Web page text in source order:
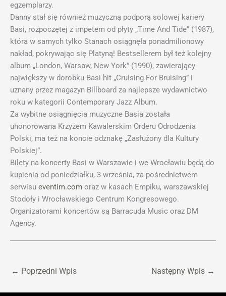
egzemplarzy.
Danny stał się również muzyczną podporą solowej kariery
Basi, rozpoczętej z impetem od płyty „Time And Tide” (1987),
która w samych tylko Stanach osiągnęła ponadmilionowy
nakład, pokrywając się Platyną! Bestsellerem był też kolejny
album „London, Warsaw, New York” (1990), zawierający
największy w dorobku Basi hit „Cruising For Bruising” i
uznany przez magazyn Billboard za najlepsze wydawnictwo
roku w kategorii Contemporary Jazz Album.
Za wybitne osiągnięcia muzyczne Basia została
uhonorowana Krzyżem Kawalerskim Orderu Odrodzenia
Polski, ma też na koncie odznakę „Zasłużony dla Kultury
Polskiej”.
Bilety na koncerty Basi w Warszawie i we Wrocławiu będą do
kupienia od poniedziałku, 3 września, za pośrednictwem
serwisu eventim.com oraz w kasach Empiku, warszawskiej
Stodoły i Wrocławskiego Centrum Kongresowego.
Organizatorami koncertów są Barracuda Music oraz DM
Agency.
← Poprzedni Wpis Następny Wpis →